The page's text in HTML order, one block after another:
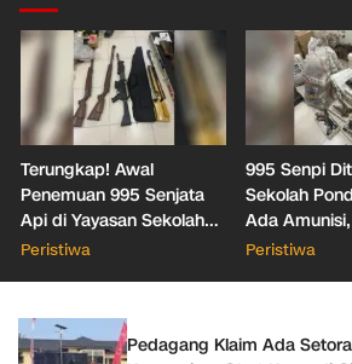
Terungkap! Awal
Penemuan 995 Senjata
Api di Yayasan Sekolah
Jaksel
Peristiwa
995 Senpi
Sekolah
Ada
hingga
Peristiwa
Pedagang Klaim Ada